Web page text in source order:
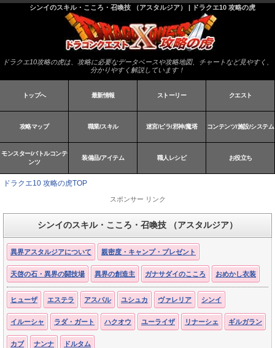
シンイのスキル・こころ・召喚技 （アスタルジア） | ドラクエ10 攻略の虎
ドラクエ10攻略の虎は、攻略に必要なデータベースや攻略地図、チャートなど見やすく、
分かりやすく解説しています！
トップへ 最新情報 ストーリー クエスト
攻略マップ 職業/スキル 迷宮/ピラ/邪神/魔塔 コンテンツ/施設/システム
モンスター/バトルコンテ
ンツ
装備品/アイテム 職人レシピ お役立ち
ドラクエ10 攻略の虎TOP
スポンサー リンク
シンイのスキル・こころ・召喚技 （アスタルジア）
異界アスタルジアについて 親密度・キャンプ・プレゼント
天啓の石・異界の闘技場 異界の創造主 ガナサダイのこころ おめかし衣装
ヒューザ エステラ アスバル ユシュカ ヴァレリア シンイ
イルーシャ ラダ・ガート ハクオウ ユーライザ リナーシェ ギルガラン
カブ ナンナ ドルタム